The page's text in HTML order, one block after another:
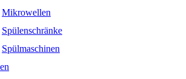
Mikrowellen
Spülenschränke
Spülmaschinen